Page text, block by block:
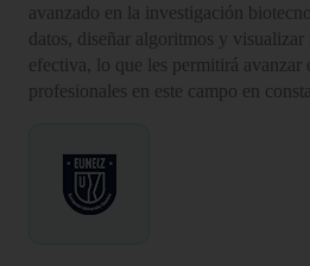
avanzado en la investigación
datos, diseñar algoritmos y visualizar
efectiva, lo que les permitirá avanzar
profesionales en este campo en